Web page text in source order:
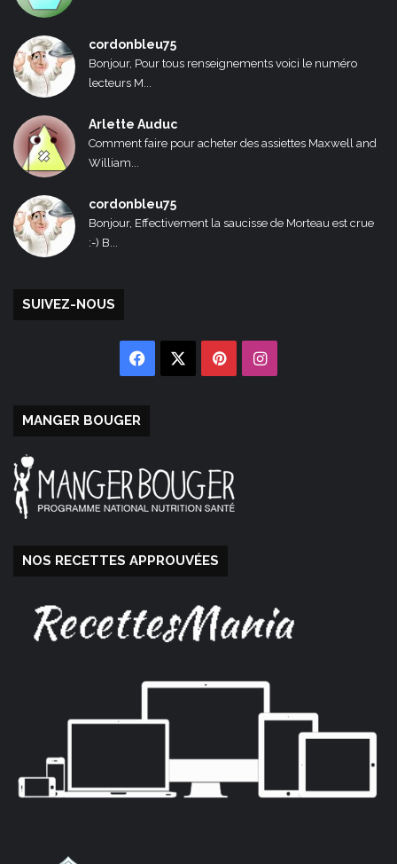
cordonbleu75
Bonjour, Pour tous renseignements voici le numéro
lecteurs M...
Arlette Auduc
Comment faire pour acheter des assiettes Maxwell and
William...
cordonbleu75
Bonjour, Effectivement la saucisse de Morteau est crue
:-) B...
SUIVEZ-NOUS
Facebook PinterestInstagram
MANGER BOUGER
NOS RECETTES APPROUVÉES